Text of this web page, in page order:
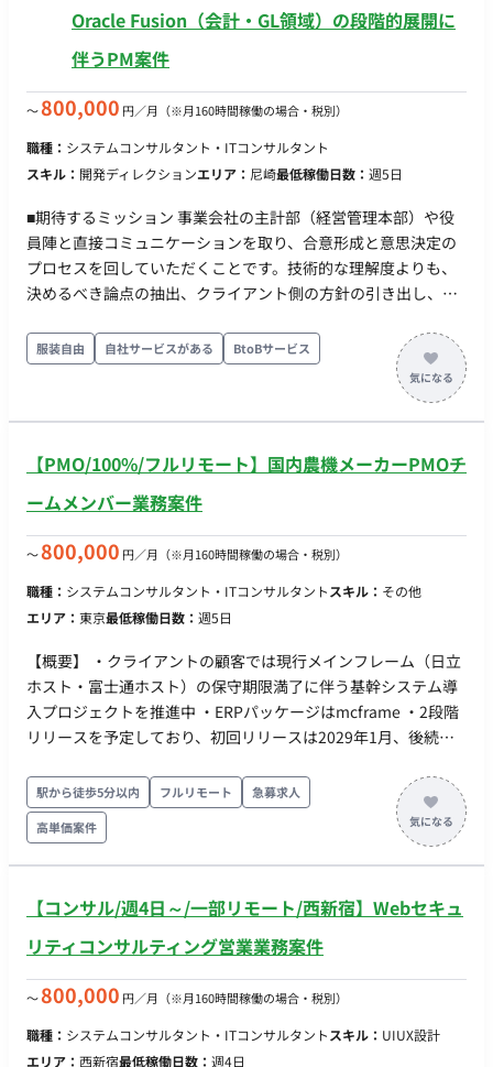
定時に合わせて週5日の場合でも月130時間稼働） ・一部リモー
ト（週1回～の出社推奨） ※クライアントの意向として、業務
で横に座って進める」ことを重視しています。フルリモート前
提の方より、柔軟に出社可能な方を求めています。 ■求めるス
キル ・ コーポレートサイト系のUI/UX面での調査・ITコンサル
ティング経験、提案営業経験のある方(売上にコミットする力を
経験のある方 ・デザインとHTML・CSS・JavaScriptに全般的な
知識のある方（実際に開発できなくても結構です） ■尚可スキ
ル ・ 金融機関（証券・銀行等）へのIT導入支援、またはセキュ
リティコンサルティングの経験 ・マインド： 「自分自身で口座
を開設して触ってみる」ような、ユーザー視点での探究心とプ
ロ意識をお持ちの方
Oracle Fusion（会計・GL領域）の段階的展開に
伴うPM案件
〜800,000 円／月 （※月160時間稼働の場合・税別）
職種： システムコンサルタント・ITコンサルタント
スキル： 開発ディレクションエリア： 尼崎最低稼働日数： 週5日
■期待するミッション 事業会社の主計部（経営管理本部）や役
員陣と直接コミュニケーションを取り、合意形成と意思決定の
プロセスを回していただくことです。技術的な理解度よりも、
決めるべき論点の抽出、クライアント側の方針の引き出し、選
プロジェクトを推進することが期待されています。 ■業務内
容・担当工程 【ステークホルダー間の調整およびプロジェクト
管理】 大企業の役員や本部長クラスとの間に立ち、論点を整理
して意思決定を促していただきます。また、スケジュール管理
いただきます。（開発側のマネジメントはクライアント側で対
応可能であるため、上流での方針決定がメインとなります）
服装自由 自社サービスがある BtoBサービス
【PMO/100%/フルリモート】国内農機メーカーPMOチ
ームメンバー業務案件
〜800,000 円／月 （※月160時間稼働の場合・税別）
職種： システムコンサルタント・ITコンサルタントスキル： その他
エリア： 東京最低稼働日数： 週5日
【概要】 ・クライアントの顧客では現行メインフレーム（日立
ホスト・富士通ホスト）の保守期限満了に伴う基幹システム導
入プロジェクトを推進中 ・ERPパッケージはmcframe ・2段階
リリースを予定しており、初回リリースは2029年1月、後続リ
クライアントのリソース不足に伴い、PMO業務を遂行できるメ
ンバーを募集中。
駅から徒歩5分以内 フルリモート
急募求人
高単価案件
【コンサル/週4日～/一部リモート/西新宿】Webセキュ
リティコンサルティング営業業務案件
〜800,000 円／月 （※月160時間稼働の場合・税別）
職種： システムコンサルタント・ITコンサルタントスキル： UIUX設計
エリア： 西新宿最低稼働日数： 週4日